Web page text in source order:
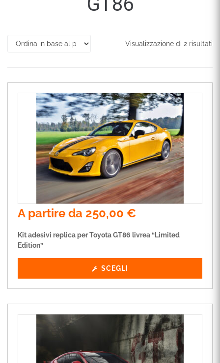
Visualizzazione di 2 risultati
A partire da 250,00 €
Kit adesivi replica per Toyota GT86 livrea “Limited
Edition”
SCEGLI